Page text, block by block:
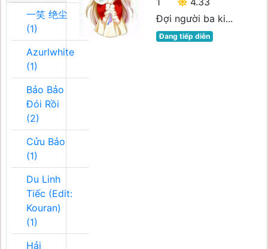
一笑 绝尘
(1)
Azurlwhite
(1)
Bảo Bảo
Đói Rồi
(2)
Cửu Bảo
(1)
Du Linh
Tiếc (Edit:
Kouran)
(1)
Hải
Đợi người ba ki...
Đang tiếp diễn